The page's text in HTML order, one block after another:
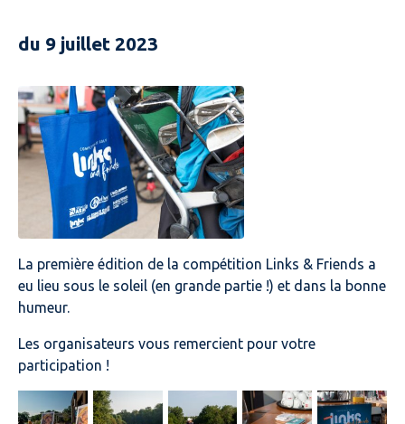
du 9 juillet 2023
La première édition de la compétition Links & Friends a
eu lieu sous le soleil (en grande partie !) et dans la bonne
humeur.
Les organisateurs vous remercient pour votre
participation !